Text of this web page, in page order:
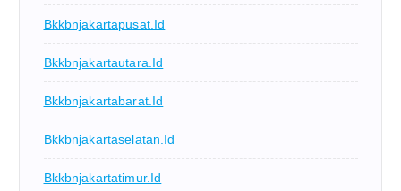
Bkkbnjakartapusat.id
Bkkbnjakartautara.id
Bkkbnjakartabarat.id
Bkkbnjakartaselatan.id
Bkkbnjakartatimur.id